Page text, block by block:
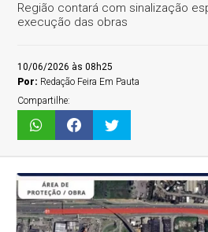
Região contará com sinalização
execução das obras
10/06/2026 às 08h25
Por: Redação Feira Em Pauta
Compartilhe: